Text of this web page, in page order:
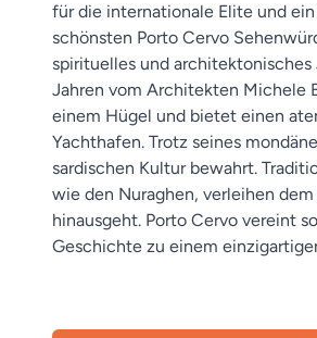
für die internationale Elite und
schönsten Porto Cervo
spirituelles und
Jahren vom Architekten Michele
einem Hügel und bietet einen
Yachthafen. Trotz seines
sardischen Kultur bewahrt.
wie den Nuraghen, verleihen
hinausgeht. Porto Cervo vereint
Geschichte zu einem